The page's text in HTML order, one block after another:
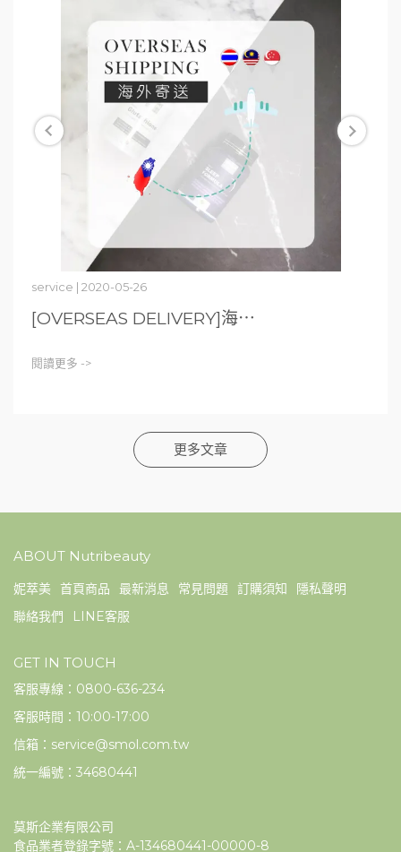
service | 2020-05-26
[OVERSEAS DELIVERY]海⋯
閱讀更多 ->
更多文章
ABOUT Nutribeauty
妮萃美 首頁商品 最新消息 常見問題 訂購須知
隱私聲明
聯絡我們
LINE客服
GET IN TOUCH
客服專線：0800-636-234
客服時間：10:00-17:00
信箱：service@smol.com.tw
統一編號：34680441
莫斯企業有限公司
食品業者登錄字號：A-134680441-00000-8